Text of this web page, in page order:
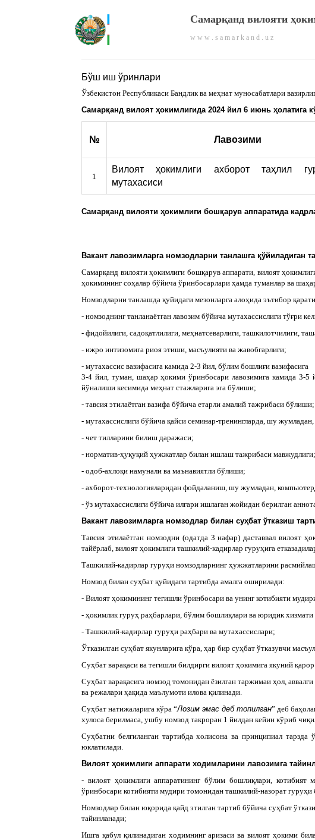
Самарқанд вилояти
w w w . s a m a r k a n d . u z
Бўш иш ўринлари
Ўзбекистон Республикаси Бандлик ва меҳнат муносабатлари
Самарқанд вилоят ҳокимлигида 2024 йил 6 июнь ҳолатига
№ Лавозими
1
Вилоят ҳокимлиги ахборот таҳлил
мутахасиси
Самарқанд вилояти ҳокимлиги бошқарув аппаратида
Вакант лавозимларга номзодларни танлашга қўйиладиган
Самарқанд вилояти ҳокимлиги бошқарув аппарати, вилоят
ҳокимининг соҳалар бўйича ўринбосарлари ҳамда туманлар ва
Номзодларни танлашда қуйидаги мезонларга алоҳида эътибор
- номзоднинг танланаётган лавозим бўйича мутахассислиги тўғри
- фидойилиги, садоқатлилиги, меҳнатсеварлиги, ташкилотчилиги,
- ижро интизомига риоя этиши, масъулияти ва жавобгарлиги;
- мутахассис вазифасига камида 2-3 йил, бўлим бошлиғи вазифасига
3-4 йил, туман, шаҳар ҳокими ўринбосари лавозимига камида 3-5
йўналиши кесимида меҳнат стажларига эга бўлиши;
- тавсия этилаётган вазифа бўйича етарли амалий тажрибаси бўлиши;
- мутахассислиги бўйича қайси семинар-тренингларда, шу
- чет тилларини билиш даражаси;
- норматив-ҳуқуқий ҳужжатлар билан ишлаш тажрибаси мавжудлиги;
- одоб-ахлоқи намунали ва маънавиятли бўлиши;
- ахборот-технологияларидан фойдаланиш, шу жумладан,
- ўз мутахассислиги бўйича илгари ишлаган жойидан берилган
Вакант лавозимларга номзодлар билан суҳбат ўтказиш
Тавсия этилаётган номзодни (одатда 3 нафар) даставвал вилоят
тайёрлаб, вилоят ҳокимлиги ташкилий-кадирлар гуруҳига
Ташкилий-кадирлар гуруҳи номзодларнинг ҳужжатларини
Номзод билан суҳбат қуйидаги тартибда амалга оширилади:
- Вилоят ҳокимининг тегишли ўринбосари ва унинг котибияти
- ҳокимлик гуруҳ раҳбарлари, бўлим бошлиқлари ва юридик хизмати
- Ташкилий-кадирлар гуруҳи раҳбари ва мутахассислари;
Ўтказилган суҳбат якунларига кўра, ҳар бир суҳбат ўтказувчи
Суҳбат варақаси ва тегишли билдирги вилоят ҳокимига якуний
Суҳбат варақасига номзод томонидан ёзилган таржимаи ҳол,
ва режалари ҳақида маълумоти илова қилинади.
Суҳбат натижаларига кўра “Лозим эмас деб топилган” деб
хулоса берилмаса, ушбу номзод такроран 1 йилдан кейин кўриб
Суҳбатни белгиланган тартибда холисона ва принципиал
юклатилади.
Вилоят ҳокимлиги аппарати ходимларини лавозимга
- вилоят ҳокимлиги аппаратининг бўлим бошлиқлари,
ўринбосари котибияти мудири томонидан ташкилий-назорат
Номзодлар билан юқорида қайд этилган тартиб бўйича суҳбат
тайинланади;
Ишга қабул қилинадиган ходимнинг аризаси ва вилоят ҳокими